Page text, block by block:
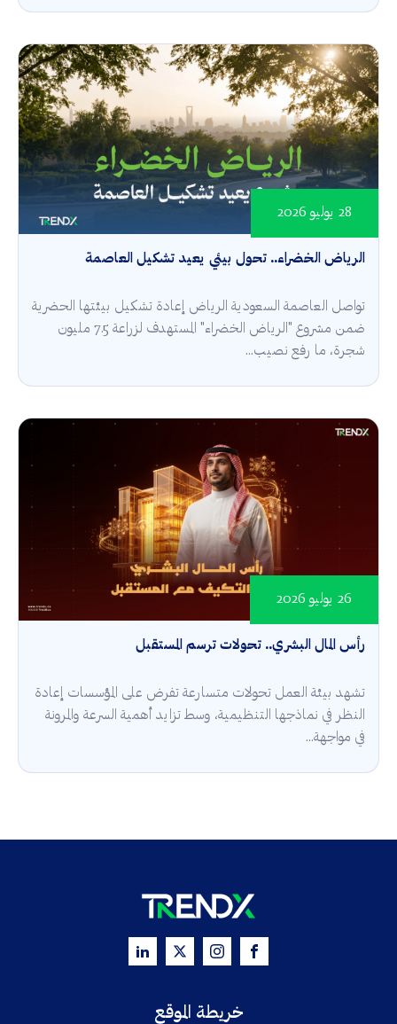
الرياض الخضراء.. تحول بيئي يعيد تشكيل العاصمة
28 يوليو 2026
تواصل العاصمة السعودية الرياض إعادة تشكيل بيئتها الحضرية
ضمن مشروع "الرياض الخضراء" المستهدف لزراعة 7.5 مليون
شجرة، ما رفع نصيب...
رأس المال البشري.. تحولات ترسم المستقبل
26 يوليو 2026
تشهد بيئة العمل تحولات متسارعة تفرض على المؤسسات إعادة
النظر في نماذجها التنظيمية، وسط تزايد أهمية السرعة والمرونة
في مواجهة...
خريطة الموقع